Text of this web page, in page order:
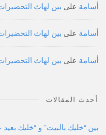
أسامة على بين لهاث
أسامة على بين لهاث
أسامة على بين لهاث
أحدث المقالات
بين “خليك بالبيت” و “خليك